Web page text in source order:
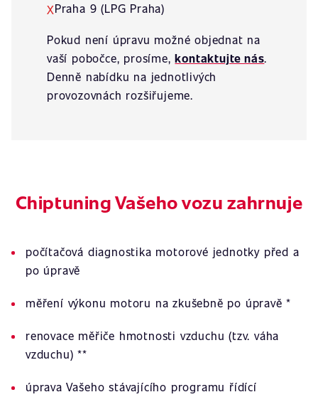
XPraha 9 (LPG Praha)
Pokud není úpravu možné objednat na
vaší pobočce, prosíme,kontaktujte nás.
Denně nabídku na jednotlivých
provozovnách rozšiřujeme.
Chiptuning Vašeho vozu zahrnuje
počítačová diagnostika motorové jednotky před a
po úpravě
měření výkonu motoru na zkušebně po úpravě *
renovace měřiče hmotnosti vzduchu (tzv. váha
vzduchu) **
úprava Vašeho stávajícího programu řídící